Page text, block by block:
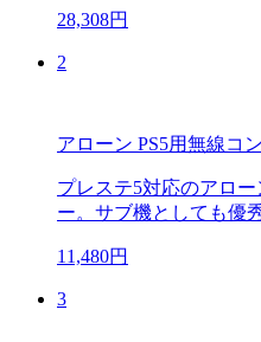
28,308円
2
アローン PS5用無線コ
プレステ5対応のアロ
ー。サブ機としても優秀
11,480円
3